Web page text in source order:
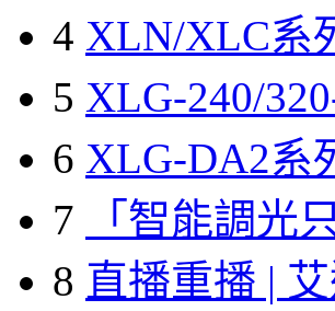
4 XLN/XLC系
5 XLG-240/
6 XLG-DA2系
7
「智能調光
8 直播重播 |